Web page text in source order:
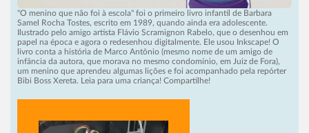
"O menino que não foi à escola" foi o primeiro livro infantil de Barbara
Samel Rocha Tostes, escrito em 1989, quando ainda era adolescente.
Ilustrado pelo amigo artista Flávio Scramignon Rabelo, que o desenhou em
papel na época e agora o redesenhou digitalmente. Ele usou Inkscape! O
livro conta a história de Marco Antônio (mesmo nome de um amigo de
infância da autora, que morava no mesmo condomínio, em Juiz de Fora),
um menino que aprendeu algumas lições e foi acompanhado pela repórter
Bibi Boss Xereta. Leia para uma criança! Compartilhe!